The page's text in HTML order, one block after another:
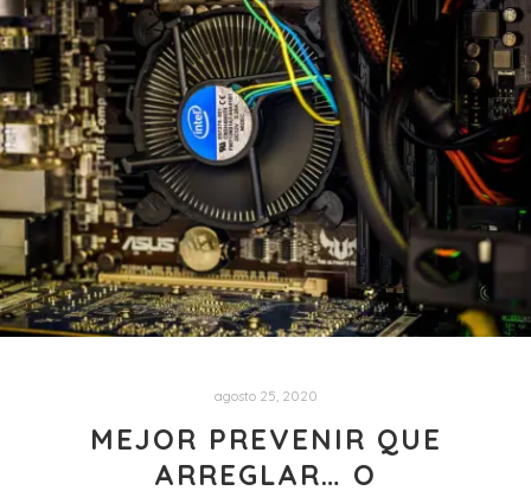
agosto 25, 2020
MEJOR PREVENIR QUE
ARREGLAR… O